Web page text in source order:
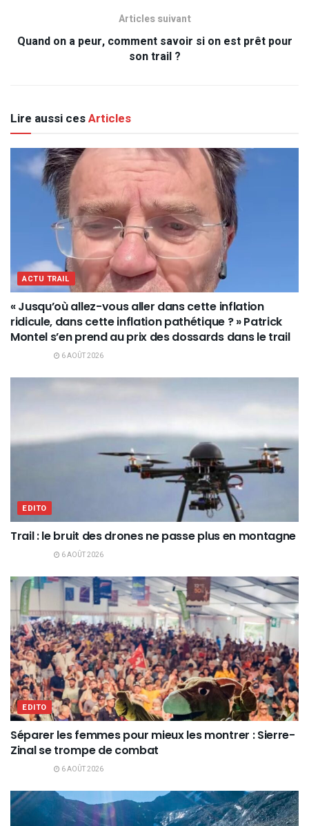
Articles suivant
Quand on a peur, comment savoir si on est prêt pour
son trail ?
Lire aussi cesArticles
ACTU TRAIL
« Jusqu’où allez-vous aller dans cette inflation
ridicule, dans cette inflation pathétique ? » Patrick
Montel s’en prend au prix des dossards dans le trail
6 AOÛT 2026
EDITO
Trail : le bruit des drones ne passe plus en montagne
6 AOÛT 2026
EDITO
Séparer les femmes pour mieux les montrer : Sierre-
Zinal se trompe de combat
6 AOÛT 2026